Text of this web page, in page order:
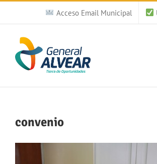
Saltar
contenido
Acceso Email Municipal
convenio